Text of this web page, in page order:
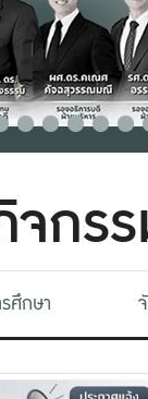
จกร
ศึกษา